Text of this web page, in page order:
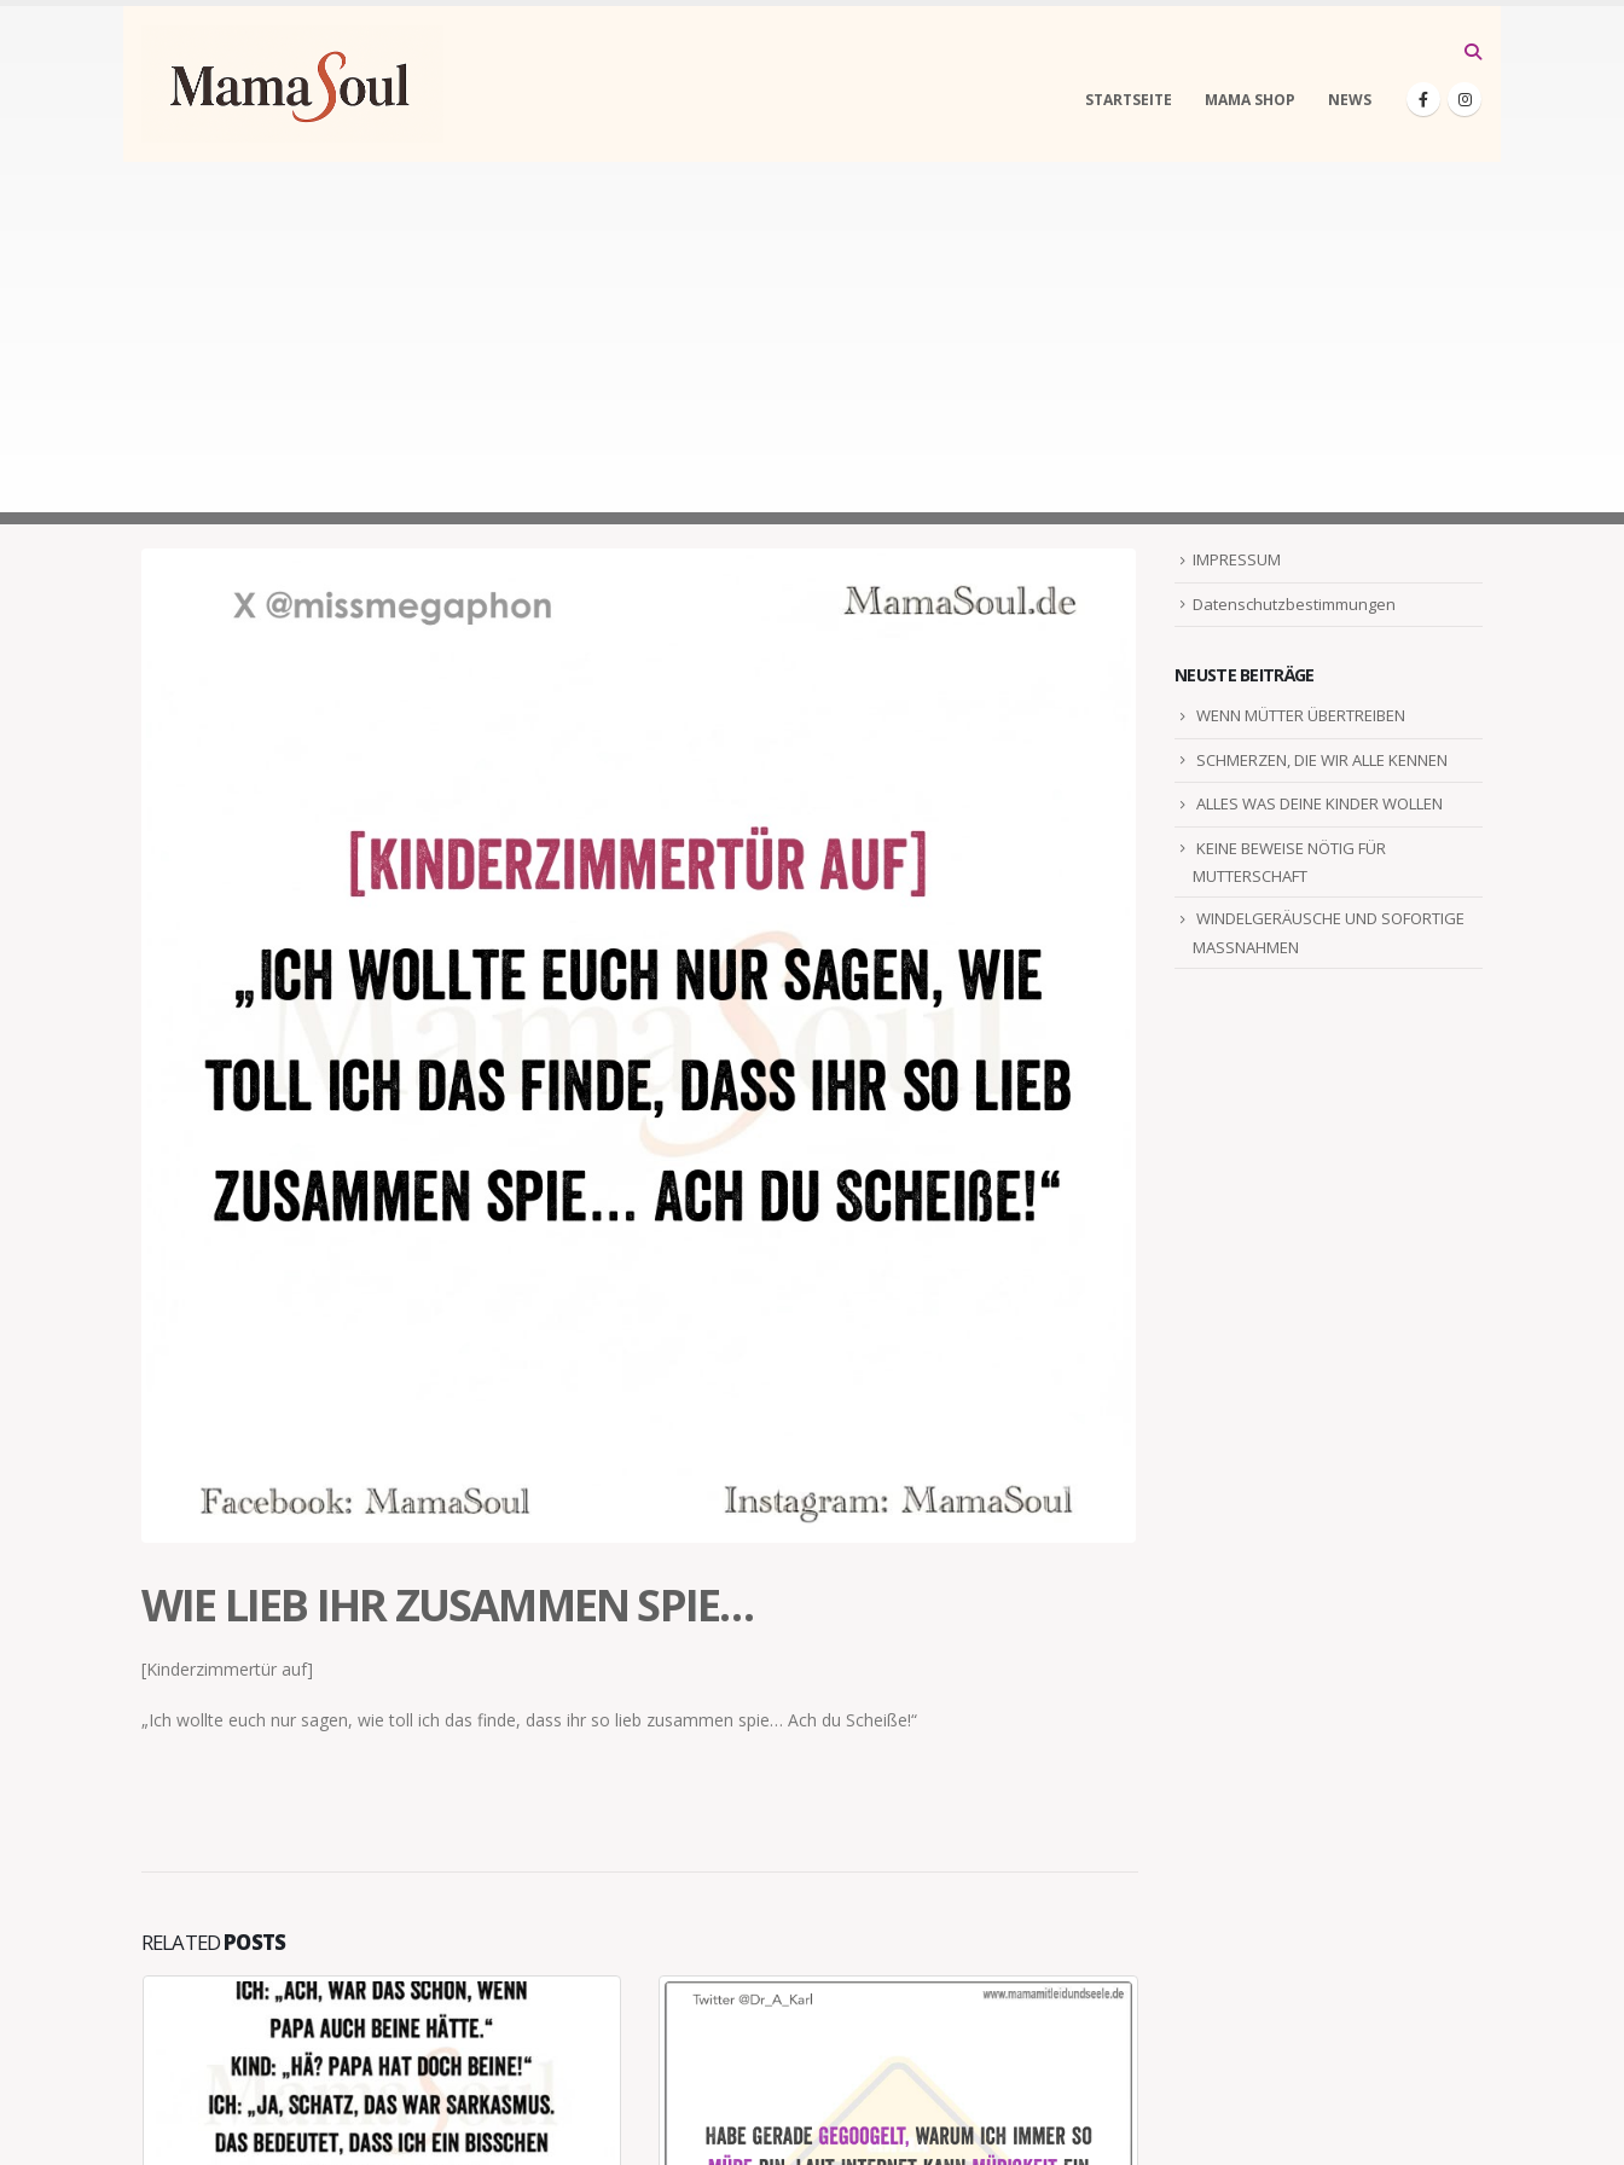
STARTSEITE MAMA SHOP NEWS
WIE LIEB IHR ZUSAMMEN SPIE…
[Kinderzimmertür auf]
„Ich wollte euch nur sagen, wie toll ich das finde, dass ihr so lieb zusammen spie… Ach du Scheiße!“
RELATEDPOSTS
IMPRESSUM
Datenschutzbestimmungen
NEUSTE BEITRÄGE
WENN MÜTTER ÜBERTREIBEN
SCHMERZEN, DIE WIR ALLE KENNEN
ALLES WAS DEINE KINDER WOLLEN
KEINE BEWEISE NÖTIG FÜR
MUTTERSCHAFT
WINDELGERÄUSCHE UND SOFORTIGE
MASSNAHMEN